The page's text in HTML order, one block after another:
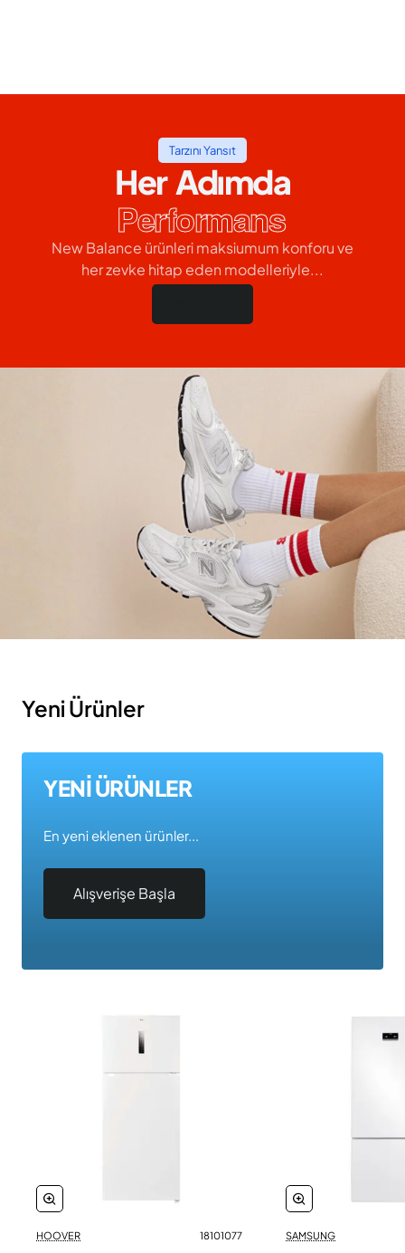
Tarzını Yansıt
Her Adımda
Performans
New Balance ürünleri maksiumum konforu ve
her zevke hitap eden modelleriyle...
Yeni Ürünler
YENİ ÜRÜNLER
En yeni eklenen ürünler...
Alışverişe Başla
Yeni
HOOVER 18101077 SAMSUNG